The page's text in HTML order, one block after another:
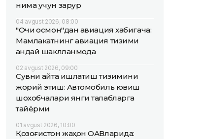
нима учун зарур
04 avgust 2026, 08:00
"Очиқ осмон"дан авиация хабигача:
Мамлакатнинг авиация тизими
қандай шаклланмоқда
02 avgust 2026, 09:00
Сувни қайта ишлатиш тизимини
жорий этиш: Автомобиль ювиш
шохобчалари янги талабларга
тайёрми
01 avgust 2026, 10:00
Қозоғистон жаҳон ОАВларида: